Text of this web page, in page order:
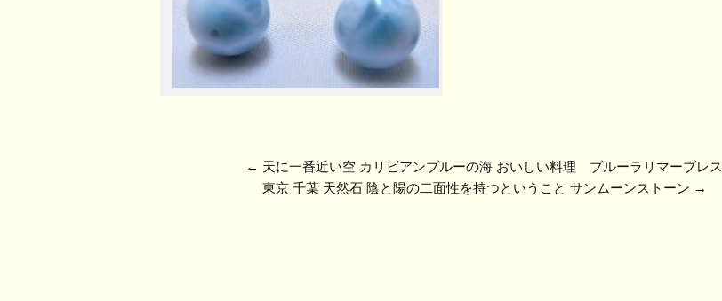
← 天に一番近い空 カリビアンブルーの海 おいしい料理 ブルーラリマーブレス
東京 千葉 天然石 陰と陽の二面性を持つということ サンムーンストーン →